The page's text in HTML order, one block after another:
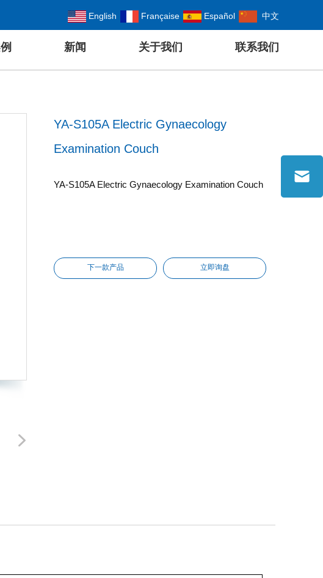
English Française Español 中文
新闻 关于我们 联系我们
YA-S105A Electric Gynaecology
Examination Couch
YA-S105A Electric Gynaecology Examination Couch
下一款产品 立即询盘